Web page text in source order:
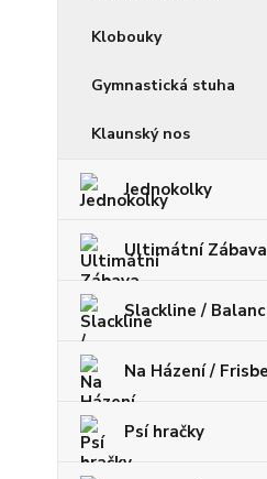
Klobouky
Gymnastická stuha
Klaunský nos
Jednokolky
Ultimátní
Slackline /
Na Házení /
Psí hračky